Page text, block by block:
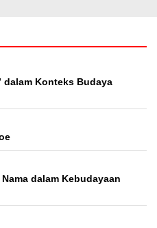
dalam Konteks Budaya
dalam Kebudayaan